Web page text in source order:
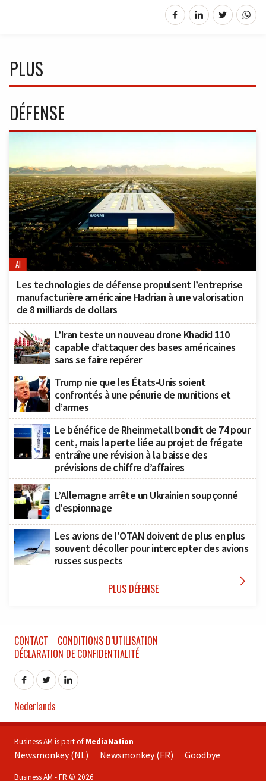
PLUS
DÉFENSE
AI
Les technologies de défense propulsent l’entreprise
manufacturière américaine Hadrian à une valorisation
de 8 milliards de dollars
L’Iran teste un nouveau drone Khadid 110
capable d’attaquer des bases américaines
sans se faire repérer
Trump nie que les États-Unis soient
confrontés à une pénurie de munitions et
d’armes
Le bénéfice de Rheinmetall bondit de 74 pour
cent, mais la perte liée au projet de frégate
entraîne une révision à la baisse des
prévisions de chiffre d’affaires
L’Allemagne arrête un Ukrainien soupçonné
d’espionnage
Les avions de l’OTAN doivent de plus en plus
souvent décoller pour intercepter des avions
russes suspects
PLUS DÉFENSE 
CONTACT
CONDITIONS D’UTILISATION
DÉCLARATION DE CONFIDENTIALITÉ
Nederlands
Business AM is part of MediaNation
Newsmonkey (NL) Newsmonkey (FR) Goodbye
Business AM - FR © 2026